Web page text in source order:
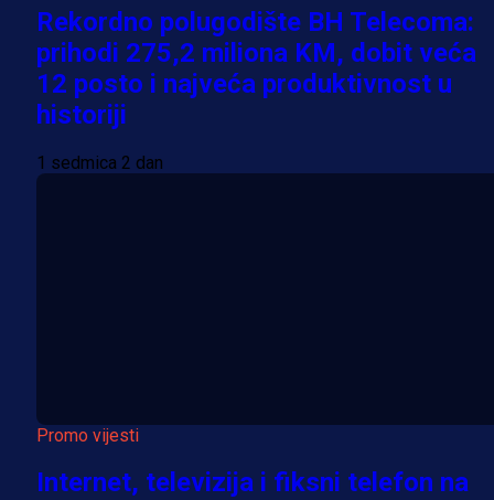
Rekordno polugodište BH Telecoma:
prihodi 275,2 miliona KM, dobit veća
12 posto i najveća produktivnost u
historiji
1 sedmica 2 dan
Promo vijesti
Internet, televizija i fiksni telefon na